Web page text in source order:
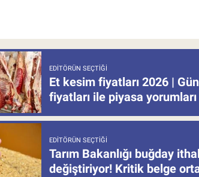
EDITÖRÜN SEÇTIĞI
Et kesim fiyatları 2026 |
fiyatları ile piyasa yorumları
EDITÖRÜN SEÇTIĞI
Tarım Bakanlığı buğday
değiştiriyor! Kritik belge